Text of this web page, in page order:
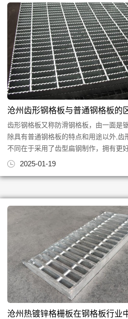
沧州齿形钢格板与普通钢格板的
齿形钢格板又称防滑钢格板，由一面是
除具有普通钢格板的特点和用途以外,齿
不同在于采用了齿型扁钢制作，拥有更
滑环境，钢梯踏步，有一...
2025-01-19
沧州热镀锌格栅板在钢格板行业